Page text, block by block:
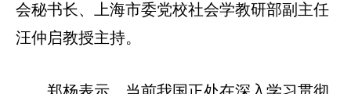
会秘书长、上海市委党校社会学教研部副主任
汪仲启教授主持。